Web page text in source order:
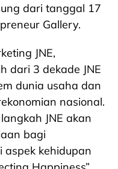
dari tanggal 17
Gallery.
JNE,
dari 3 dekade JNE
dunia usaha dan
nasional.
JNE akan
bagi
kehidupan